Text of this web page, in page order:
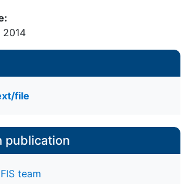
2014
file
publication
team